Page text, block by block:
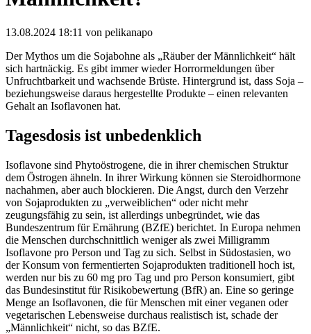
13.08.2024 18:11 von pelikanapo
Der Mythos um die Sojabohne als „Räuber der Männlichkeit“ hält
sich hartnäckig. Es gibt immer wieder Horrormeldungen über
Unfruchtbarkeit und wachsende Brüste. Hintergrund ist, dass Soja –
beziehungsweise daraus hergestellte Produkte – einen relevanten
Gehalt an Isoflavonen hat.
Tagesdosis ist unbedenklich
Isoflavone sind Phytoöstrogene, die in ihrer chemischen Struktur
dem Östrogen ähneln. In ihrer Wirkung können sie Steroidhormone
nachahmen, aber auch blockieren. Die Angst, durch den Verzehr
von Sojaprodukten zu „verweiblichen“ oder nicht mehr
zeugungsfähig zu sein, ist allerdings unbegründet, wie das
Bundeszentrum für Ernährung (BZfE) berichtet. In Europa nehmen
die Menschen durchschnittlich weniger als zwei Milligramm
Isoflavone pro Person und Tag zu sich. Selbst in Südostasien, wo
der Konsum von fermentierten Sojaprodukten traditionell hoch ist,
werden nur bis zu 60 mg pro Tag und pro Person konsumiert, gibt
das Bundesinstitut für Risikobewertung (BfR) an. Eine so geringe
Menge an Isoflavonen, die für Menschen mit einer veganen oder
vegetarischen Lebensweise durchaus realistisch ist, schade der
„Männlichkeit“ nicht, so das BZfE.